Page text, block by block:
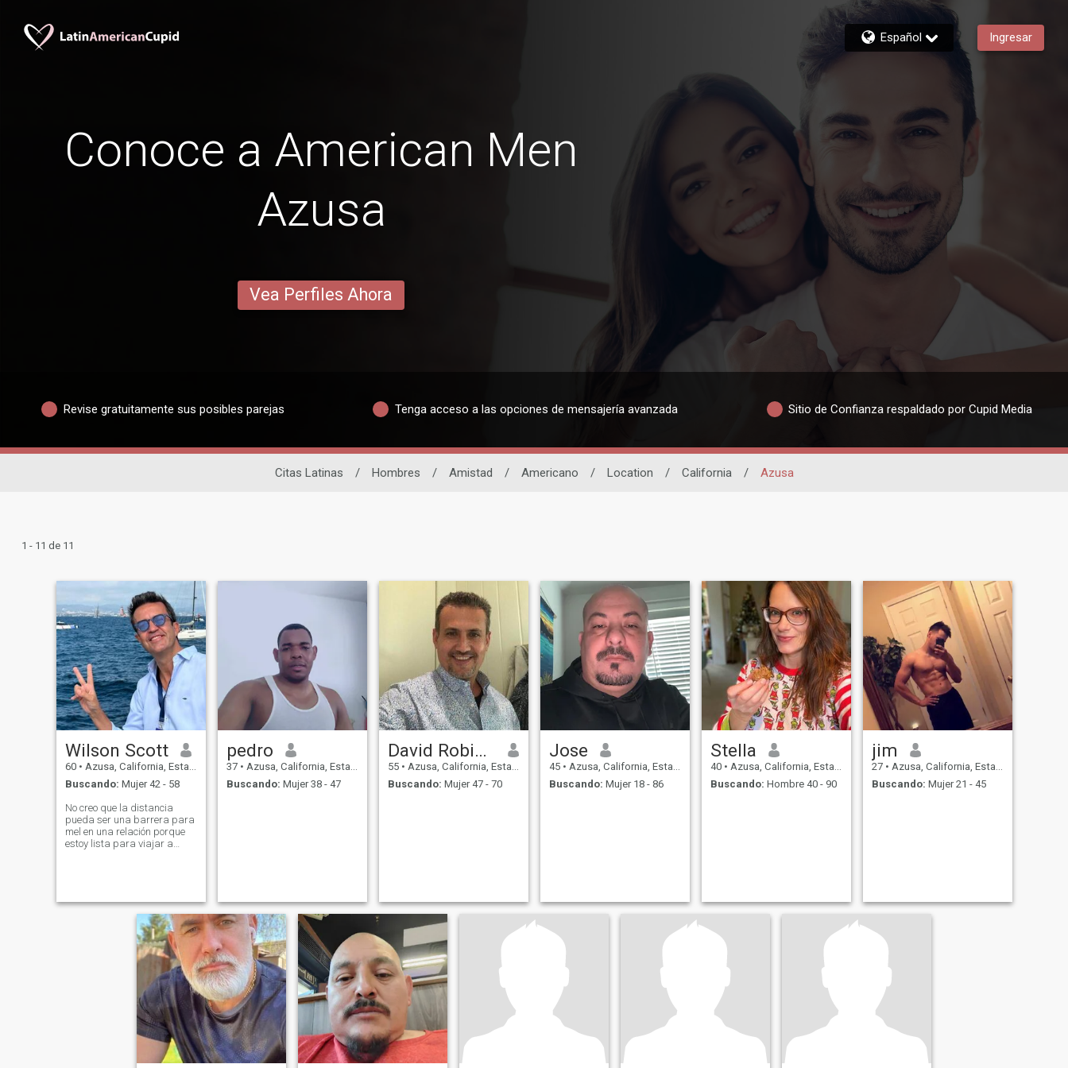
Español Ingresar
Conoce a American Men
Azusa
Vea Perfiles Ahora
Revise gratuitamente sus posibles parejas Tenga acceso a las opciones de mensajería avanzada Sitio de Confianza respaldado por Cupid Media
Citas Latinas / Hombres / Amistad / Americano / Location / California / Azusa
1 - 11 de 11
Wilson Scott
60 • Azusa, California, Estados Unidos
Buscando: Mujer 42 - 58
No creo que la distancia
pueda ser una barrera para
mel en una relación porque
estoy lista para viajar a
pedro
37 • Azusa, California, Estados Unidos
Buscando: Mujer 38 - 47
David Robinson
55 • Azusa, California, Estados Unidos
Buscando: Mujer 47 - 70
Jose
45 • Azusa, California, Estados Unidos
Buscando: Mujer 18 - 86
Stella
40 • Azusa, California, Estados Unidos
Buscando: Hombre 40 - 90
jim
27 • Azusa, California, Estados Unidos
Buscando: Mujer 21 - 45